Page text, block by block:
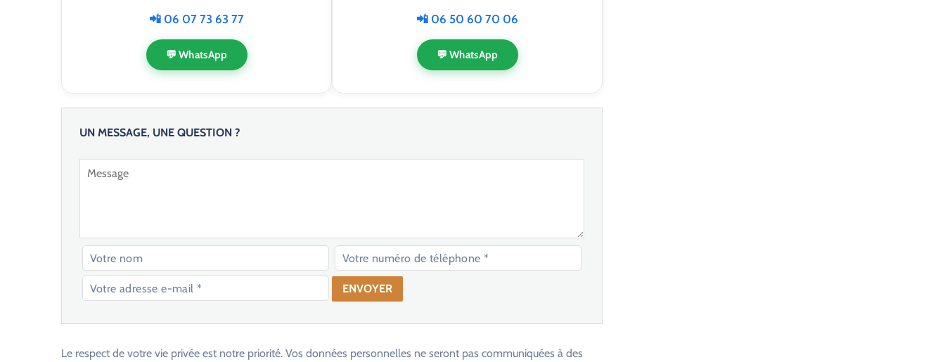
📲 06 07 73 63 77
💬 WhatsApp
📲 06 50 60 70 06
💬 WhatsApp
UN MESSAGE, UNE QUESTION ?
Le respect de votre vie privée est notre priorité. Vos données personnelles ne seront pas communiquées à des